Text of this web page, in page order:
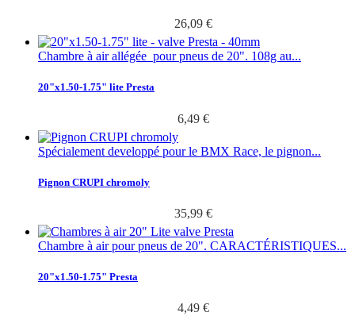
26,09 €
Chambre à air allégée pour pneus de 20". 108g au...
20"x1.50-1.75" lite Presta
6,49 €
Spécialement developpé pour le BMX Race, le pignon...
Pignon CRUPI chromoly
35,99 €
Chambre à air pour pneus de 20". CARACTÉRISTIQUES...
20"x1.50-1.75" Presta
4,49 €